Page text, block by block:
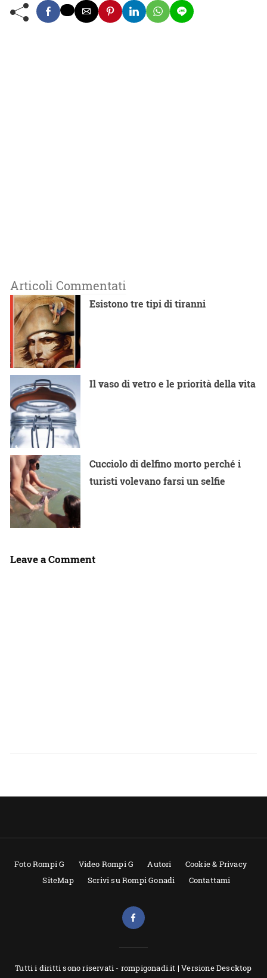
Articoli Commentati
Esistono tre tipi di tiranni
Il vaso di vetro e le priorità della vita
Cucciolo di delfino morto perché i
turisti volevano farsi un selfie
Leave a Comment
Foto Rompi G Video Rompi G Autori
Cookie & Privacy
SiteMap
Scrivi su Rompi Gonadi Contattami
Tutti i diritti sono riservati - rompigonadi.it |Versione Descktop